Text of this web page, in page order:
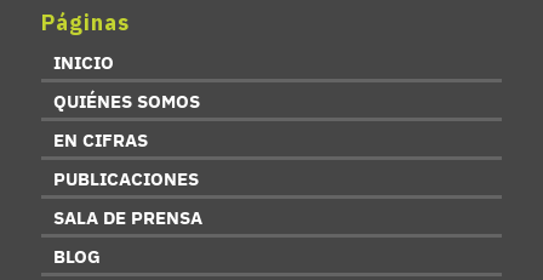
Páginas
INICIO
QUIÉNES SOMOS
EN CIFRAS
PUBLICACIONES
SALA DE PRENSA
BLOG